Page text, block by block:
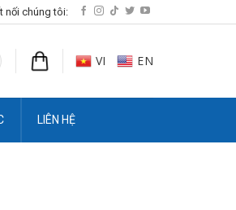
nối chúng tôi:
VI EN
LIÊN HỆ